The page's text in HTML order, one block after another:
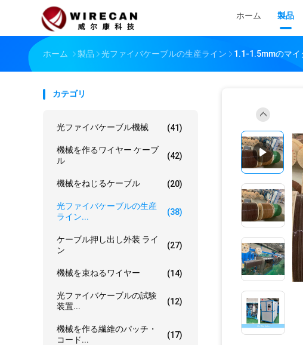
ホーム 製品
ホーム 製品 光ファイバケーブルの生産ライン 1.1-1.5mmのマイ
カテゴリ
光ファイバケーブル機械 (41)
機械を作るワイヤー ケーブ
ル
(42)
機械をねじるケーブル (20)
光ファイバケーブルの生産
ライン...
(38)
ケーブル押し出し外装 ライ
ン
(27)
機械を束ねるワイヤー (14)
光ファイバケーブルの試験
装置...
(12)
機械を作る繊維のパッチ・
コード...
(17)